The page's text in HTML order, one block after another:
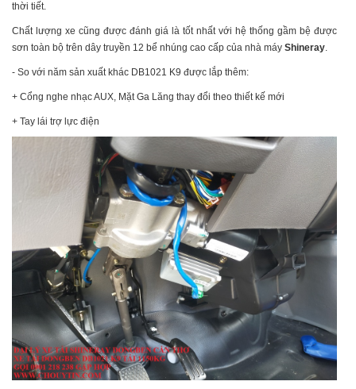
thời tiết.
Chất lượng xe cũng được đánh giá là tốt nhất với hệ thống gầm bệ được
sơn toàn bộ trên dây truyền 12 bể nhúng cao cấp của nhà máy Shineray.
- So với năm sản xuất khác DB1021 K9 được lắp thêm:
+ Cổng nghe nhạc AUX, Mặt Ga Lăng thay đổi theo thiết kế mới
+ Tay lái trợ lực điện